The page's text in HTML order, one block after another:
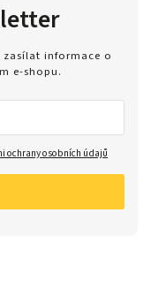
zasílat informace o
e-shopu.
ochrany osobních údajů